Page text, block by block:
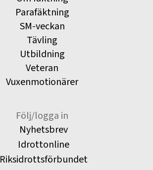
Parafäktning
SM-veckan
Tävling
Utbildning
Veteran
Vuxenmotionärer
Följ/logga in
Nyhetsbrev
Idrottonline
Riksidrottsförbundet